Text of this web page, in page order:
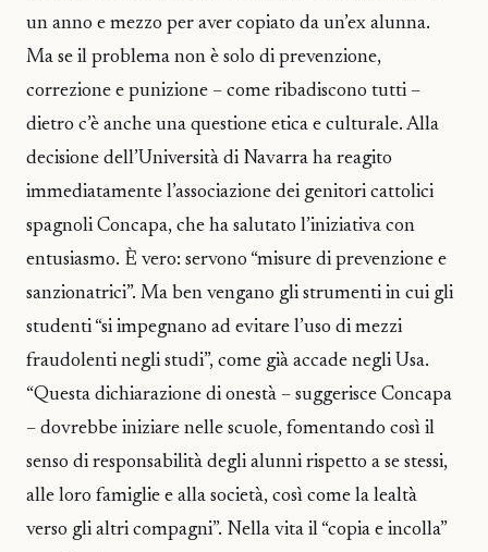
un anno e mezzo per aver copiato da un’ex alunna.
Ma se il problema non è solo di prevenzione,
correzione e punizione – come ribadiscono tutti –
dietro c’è anche una questione etica e culturale. Alla
decisione dell’Università di Navarra ha reagito
immediatamente l’associazione dei genitori cattolici
spagnoli Concapa, che ha salutato l’iniziativa con
entusiasmo. È vero: servono “misure di prevenzione e
sanzionatrici”. Ma ben vengano gli strumenti in cui gli
studenti “si impegnano ad evitare l’uso di mezzi
fraudolenti negli studi”, come già accade negli Usa.
“Questa dichiarazione di onestà – suggerisce Concapa
– dovrebbe iniziare nelle scuole, fomentando così il
senso di responsabilità degli alunni rispetto a se stessi,
alle loro famiglie e alla società, così come la lealtà
verso gli altri compagni”. Nella vita il “copia e incolla”